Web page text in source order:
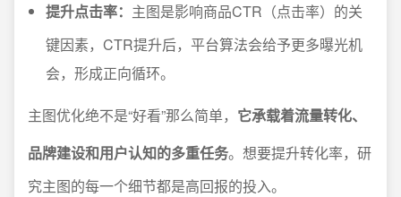
提升点击率： 主图是影响商品CTR（点击率）的关
键因素，CTR提升后，平台算法会给予更多曝光机
会，形成正向循环。
主图优化绝不是“好看”那么简单， 它承载着流量转化、
品牌建设和用户认知的多重任务。想要提升转化率，研
究主图的每一个细节都是高回报的投入。